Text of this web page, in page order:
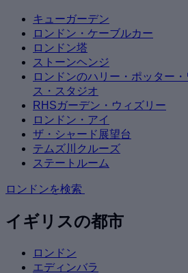
キューガーデン
ロンドン・ケーブルカー
ロンドン塔
ストーンヘンジ
ロンドンのハリー・ポッター
ス・スタジオ
RHSガーデン・ウィズリー
ロンドン・アイ
ザ・シャード展望台
テムズ川クルーズ
ステートルーム
ロンドンを検索
イギリスの都市
ロンドン
エディンバラ